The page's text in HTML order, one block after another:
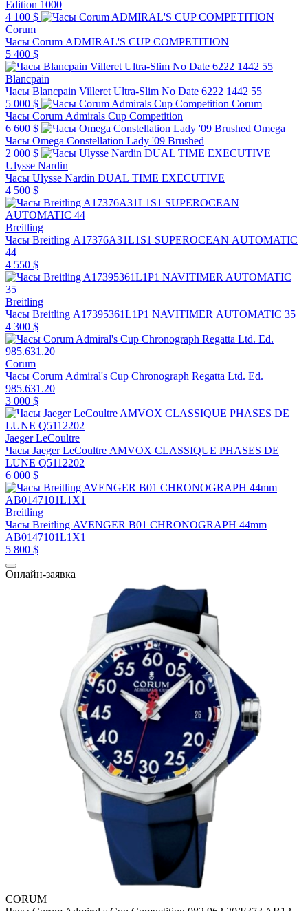
Edition 1000
4 100 $
Corum
Часы Corum ADMIRAL'S CUP COMPETITION
5 400 $
Blancpain
Часы Blancpain Villeret Ultra-Slim No Date 6222 1442 55
5 000 $
Corum
Часы Corum Admirals Cup Competition
6 600 $
Omega
Часы Omega Constellation Lady '09 Brushed
2 000 $
Ulysse Nardin
Часы Ulysse Nardin DUAL TIME EXECUTIVE
4 500 $
Breitling
Часы Breitling A17376A31L1S1 SUPEROCEAN AUTOMATIC
44
4 550 $
Breitling
Часы Breitling A17395361L1P1 NAVITIMER AUTOMATIC 35
4 300 $
Corum
Часы Corum Admiral's Cup Chronograph Regatta Ltd. Ed.
985.631.20
3 000 $
Jaeger LeCoultre
Часы Jaeger LeCoultre AMVOX CLASSIQUE PHASES DE
LUNE Q5112202
6 000 $
Breitling
Часы Breitling AVENGER B01 CHRONOGRAPH 44mm
AB0147101L1X1
5 800 $
Онлайн-заявка
CORUM